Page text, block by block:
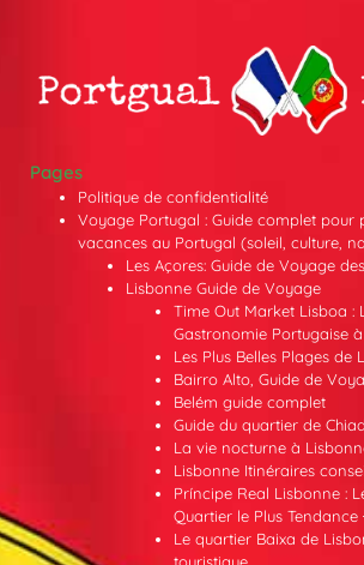
Pages
Politique de confidentialité
Voyage Portugal : Guide complet pour
vacances au Portugal (soleil, culture,
Les Açores: Guide de Voyage
Lisbonne Guide de Voyage
Time Out Market Lisboa :
Gastronomie Portugaise
Les Plus Belles Plages
Bairro Alto, Guide de
Belém guide complet
Guide du quartier de
La vie nocturne à
Lisbonne Itinéraires
Príncipe Real Lisbonne :
Quartier le Plus Tendance
Le quartier Baixa de